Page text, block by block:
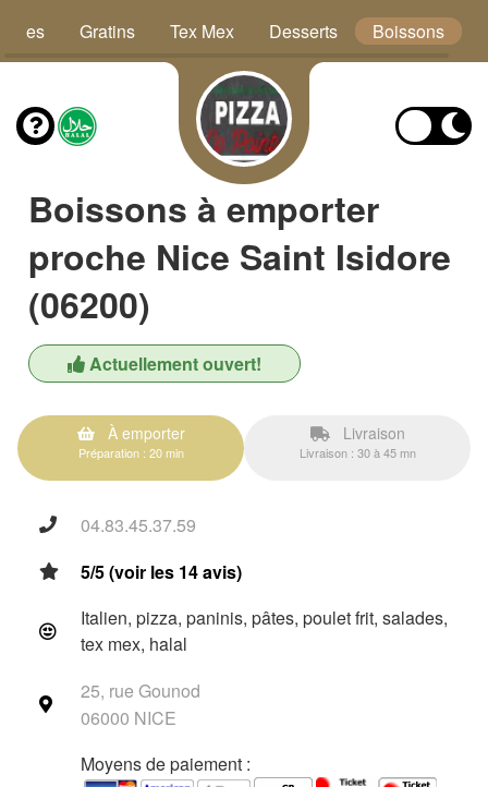
Pâtes Gratins Tex Mex Desserts Boissons
Boissons à emporter
proche Nice Saint Isidore
(06200)
Actuellement ouvert!
À emporter
Préparation : 20 min
Livraison
Livraison : 30 à 45 mn
04.83.45.37.59
5/5 (voir les 14 avis)
Italien, pizza, paninis, pâtes, poulet frit, salades,
tex mex, halal
25, rue Gounod
06000 NICE
Moyens de paiement :